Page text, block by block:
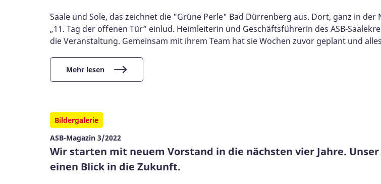
Saale und Sole, das zeichnet die "Grüne Perle" Bad Dürrenberg aus. Dort, ganz in
„11. Tag der offenen Tür“ einlud. Heimleiterin und Geschäftsführerin des ASB-
die Veranstaltung. Gemeinsam mit ihrem Team hat sie Wochen zuvor geplant und
Mehr lesen
Bildergalerie
ASB-Magazin 3/2022
Wir starten mit neuem Vorstand in die nächsten vier Jahre.
einen Blick in die Zukunft.